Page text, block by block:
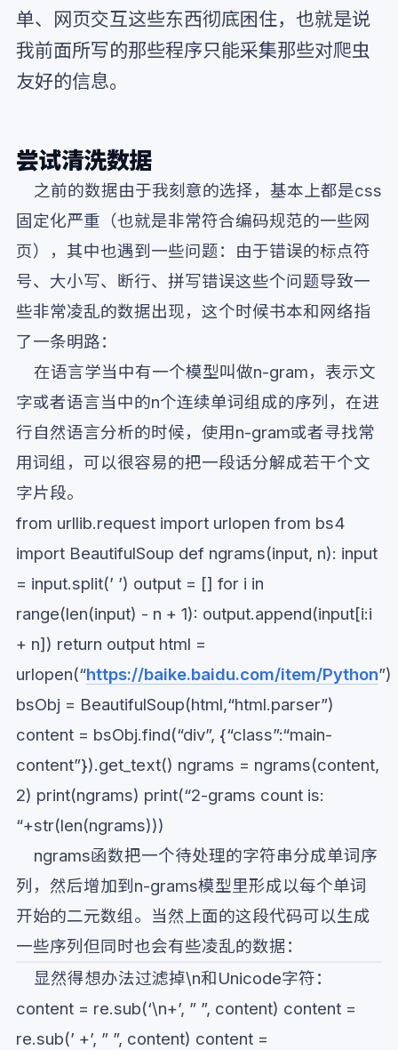
单、网页交互这些东西彻底困住，也就是说
我前面所写的那些程序只能采集那些对爬虫
友好的信息。
尝试清洗数据
之前的数据由于我刻意的选择，基本上都是css
固定化严重（也就是非常符合编码规范的一些网
页），其中也遇到一些问题：由于错误的标点符
号、大小写、断行、拼写错误这些个问题导致一
些非常凌乱的数据出现，这个时候书本和网络指
了一条明路：
在语言学当中有一个模型叫做n-gram，表示文
字或者语言当中的n个连续单词组成的序列，在进
行自然语言分析的时候，使用n-gram或者寻找常
用词组，可以很容易的把一段话分解成若干个文
字片段。
from urllib.request import urlopen from bs4
import BeautifulSoup def ngrams(input, n): input
= input.split(’ ’) output = [] for i in
range(len(input) - n + 1): output.append(input[i:i
+ n]) return output html =
urlopen(“https://baike.baidu.com/item/Python”)
bsObj = BeautifulSoup(html,“html.parser”)
content = bsObj.find(“div”, {“class”:“main-
content”}).get_text() ngrams = ngrams(content,
2) print(ngrams) print(“2-grams count is:
“+str(len(ngrams)))
ngrams函数把一个待处理的字符串分成单词序
列，然后增加到n-grams模型里形成以每个单词
开始的二元数组。当然上面的这段代码可以生成
一些序列但同时也会有些凌乱的数据：
显然得想办法过滤掉\n和Unicode字符：
content = re.sub(‘\n+’, ” ”, content) content =
re.sub(’ +’, ” ”, content) content =